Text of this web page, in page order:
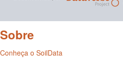
Sobre
Conheça o SoilData